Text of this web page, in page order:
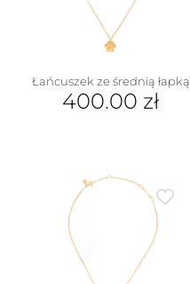
Łańcuszek ze średnią łapką
400.00 zł